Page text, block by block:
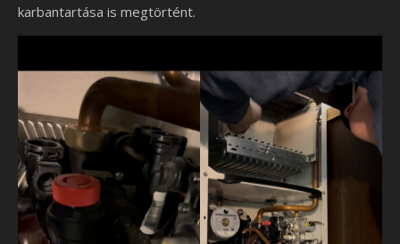
karbantartása is megtörtént.